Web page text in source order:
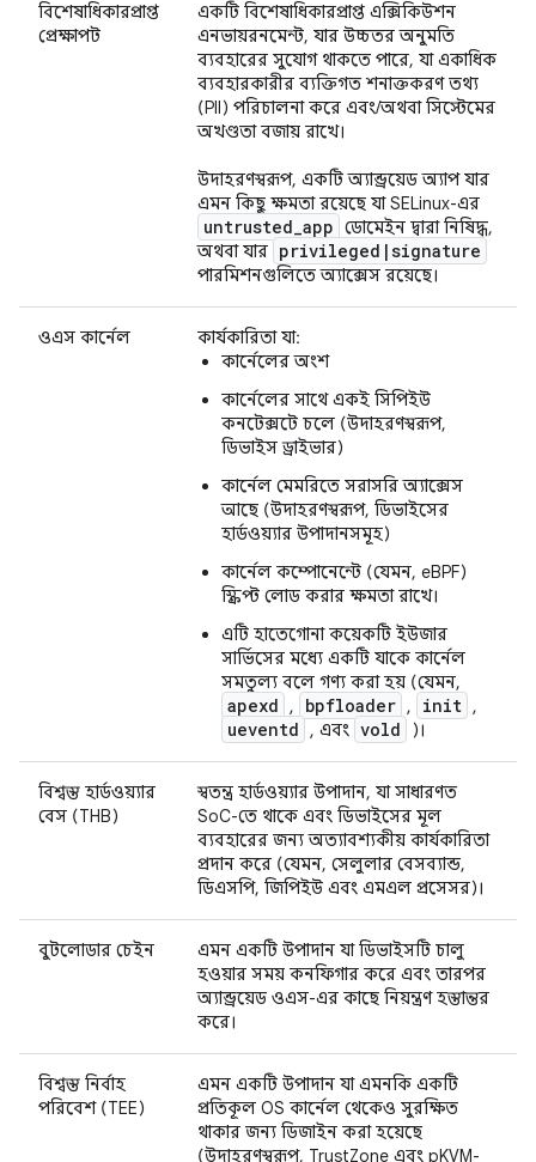
বিশেষাধিকারপ্রাপ্ত
প্রেক্ষাপট
একটি বিশেষাধিকারপ্রাপ্ত এক্সিকিউশন
এনভায়রনমেন্ট, যার উচ্চতর অনুমতি
ব্যবহারের সুযোগ থাকতে পারে, যা একাধিক
ব্যবহারকারীর ব্যক্তিগত শনাক্তকরণ তথ্য
(PII) পরিচালনা করে এবং/অথবা সিস্টেমের
অখণ্ডতা বজায় রাখে।
উদাহরণস্বরূপ, একটি অ্যান্ড্রয়েড অ্যাপ যার
এমন কিছু ক্ষমতা রয়েছে যা SELinux-এর
untrusted_app ডোমেইন দ্বারা নিষিদ্ধ,
অথবা যার privileged |signature
পারমিশনগুলিতে অ্যাক্সেস রয়েছে।
ওএস কার্নেল
কার্যকারিতা যা:
কার্নেলের অংশ
কার্নেলের সাথে একই সিপিইউ
কনটেক্সটে চলে (উদাহরণস্বরূপ,
ডিভাইস ড্রাইভার)
কার্নেল মেমরিতে সরাসরি অ্যাক্সেস
আছে (উদাহরণস্বরূপ, ডিভাইসের
হার্ডওয়্যার উপাদানসমূহ)
কার্নেল কম্পোনেন্টে (যেমন, eBPF)
স্ক্রিপ্ট লোড করার ক্ষমতা রাখে।
এটি হাতেগোনা কয়েকটি ইউজার
সার্ভিসের মধ্যে একটি যাকে কার্নেল
সমতুল্য বলে গণ্য করা হয় (যেমন,
apexd , bpfloader , init ,
ueventd , এবং vold )।
বিশ্বস্ত হার্ডওয়্যার
বেস (THB)
স্বতন্ত্র হার্ডওয়্যার উপাদান, যা সাধারণত
SoC-তে থাকে এবং ডিভাইসের মূল
ব্যবহারের জন্য অত্যাবশ্যকীয় কার্যকারিতা
প্রদান করে (যেমন, সেলুলার বেসব্যান্ড,
ডিএসপি, জিপিইউ এবং এমএল প্রসেসর)।
বুটলোডার চেইন
এমন একটি উপাদান যা ডিভাইসটি চালু
হওয়ার সময় কনফিগার করে এবং তারপর
অ্যান্ড্রয়েড ওএস-এর কাছে নিয়ন্ত্রণ হস্তান্তর
করে।
বিশ্বস্ত নির্বাহ
পরিবেশ (TEE)
এমন একটি উপাদান যা এমনকি একটি
প্রতিকূল OS কার্নেল থেকেও সুরক্ষিত
থাকার জন্য ডিজাইন করা হয়েছে
(উদাহরণস্বরূপ, TrustZone এবং pKVM-